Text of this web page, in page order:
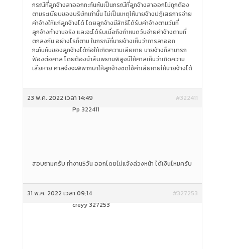
กรณีที่ลูกจ้างลาออกกะทันหันเป็นกรณีที่ลูกจ้างลาออกไม่ถูกต้อง
ตามระเบียบของบริษัทเท่านั้น ไม่เป็นเหตุให้นายจ้างปฏิเสธการจ่าย
ค่าจ้างให้แก่ลูกจ้างได้ โดยลูกจ้างมีสิทธิได้รับค่าจ้างตามวันที่
ลูกจ้างทำงานจริง และจะได้รับเมื่อถึงกำหนดวันจ่ายค่าจ้างตามที่
ตกลงกัน อย่างไรก็ตาม ในกรณีที่นายจ้างเห็นว่าการลาออก
กะทันหันของลูกจ้างได้ก่อให้เกิดความเสียหาย นายจ้างก็สามารถ
ฟ้องต่อศาล โดยต้องนำสืบพยานพิสูจน์ให้ศาลเห็นว่าเกิดความ
เสียหาย ศาลจึงจะพิพากษาให้ลูกจ้างชดใช้ค่าเสียหายให้นายจ้างได้
23 พ.ค. 2022 เวลา 14:49
#322411
Pp 322411
สอบถามครับ​ ทำงาน5วัน​ ออกโดยไม่แจ้งล่วงหน้า​ ได้เงินไหมครับ​
31 พ.ค. 2022 เวลา 09:14
#327253
creyy 327253